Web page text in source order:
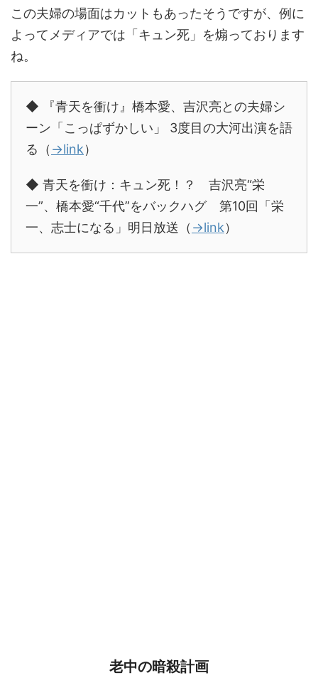
この夫婦の場面はカットもあったそうですが、例に
よってメディアでは「キュン死」を煽っております
ね。
◆ 『青天を衝け』橋本愛、吉沢亮との夫婦シ
ーン「こっぱずかしい」 3度目の大河出演を語
る（ →link）
◆ 青天を衝け：キュン死！？ 吉沢亮“栄
一”、橋本愛“千代”をバックハグ 第10回「栄
一、志士になる」明日放送（ →link）
老中の暗殺計画